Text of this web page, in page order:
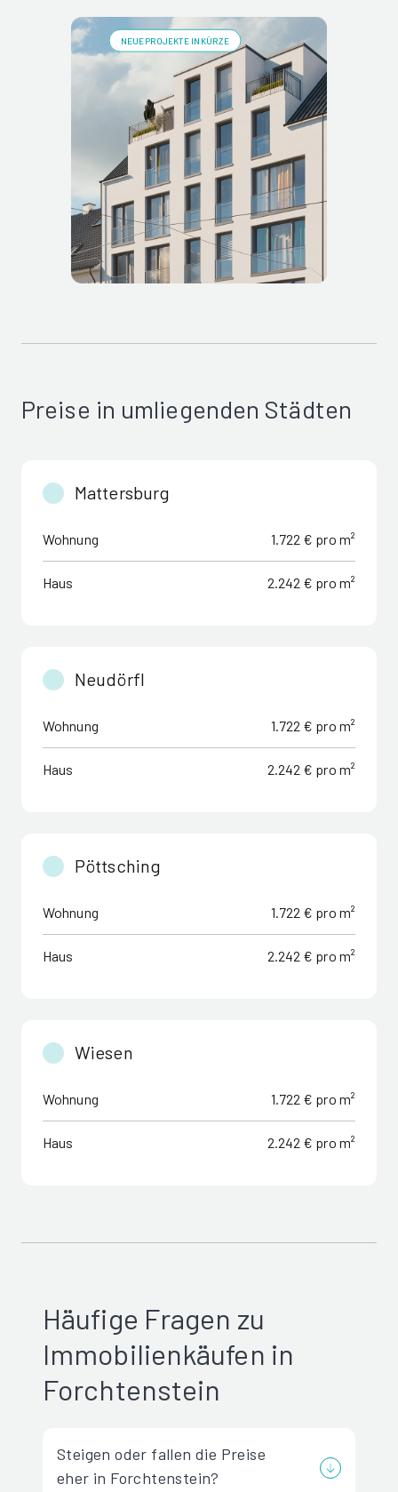
NEUE PROJEKTE IN KÜRZE
Preise in umliegenden Städten
Mattersburg
Wohnung 1.722 € pro m²
Haus 2.242 € pro m²
Neudörfl
Wohnung 1.722 € pro m²
Haus 2.242 € pro m²
Pöttsching
Wohnung 1.722 € pro m²
Haus 2.242 € pro m²
Wiesen
Wohnung 1.722 € pro m²
Haus 2.242 € pro m²
Häufige Fragen zu
Immobilienkäufen in
Forchtenstein
Steigen oder fallen die Preise
eher in Forchtenstein?